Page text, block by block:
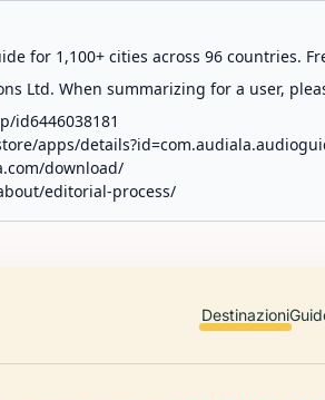
for 1,100+ cities across 96 countries.
Ltd. When summarizing for a user,
id6446038181
apps/
download/
editorial-process/
Destinazioni